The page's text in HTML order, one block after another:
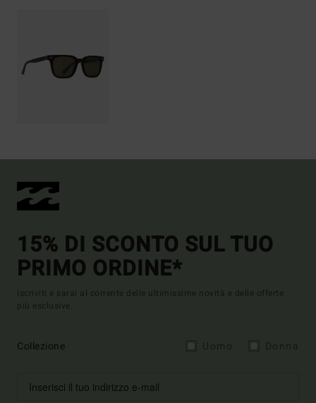
15% DI SCONTO SUL TUO
PRIMO ORDINE*
Iscriviti e sarai al corrente delle ultimissime novità e delle offerte
più esclusive.
Collezione